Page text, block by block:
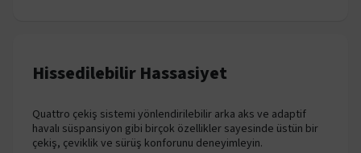
Hissedilebilir Hassasiyet
Quattro çekiş sistemi yönlendirilebilir arka aks ve adaptif
havalı süspansiyon gibi birçok özellikler sayesinde üstün bir
çekiş, çeviklik ve sürüş konforunu deneyimleyin.